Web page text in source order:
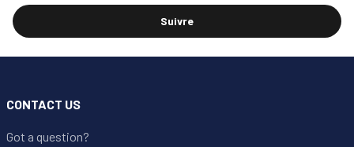
Suivre
CONTACT US
Got a question?